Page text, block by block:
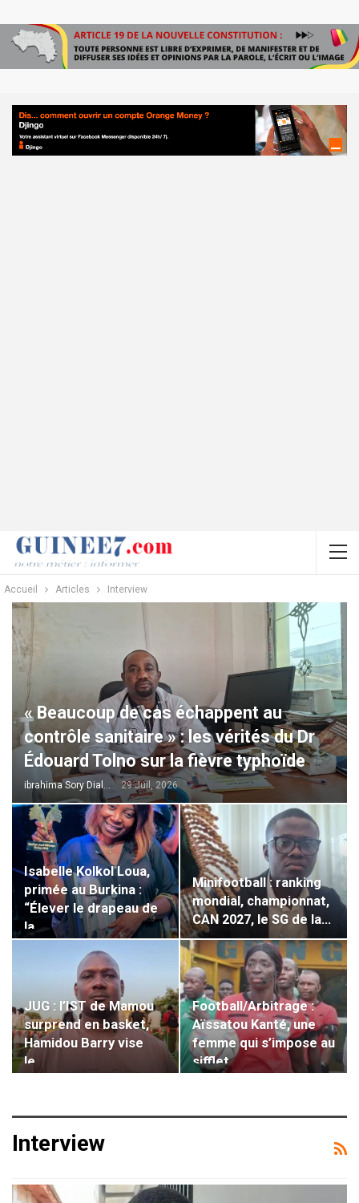
Accueil Articles Interview
« Beaucoup de cas échappent au
contrôle sanitaire » : les vérités du Dr
Édouard Tolno sur la fièvre typhoïde
ibrahima Sory Diallo 29 Juil, 2026
Isabelle Kolkol Loua,
primée au Burkina :
“Élever le drapeau de
la…
Minifootball : ranking
mondial, championnat,
CAN 2027, le SG de la…
JUG : l’IST de Mamou
surprend en basket,
Hamidou Barry vise
le…
Football/Arbitrage :
Aïssatou Kanté, une
femme qui s’impose au
sifflet
Interview